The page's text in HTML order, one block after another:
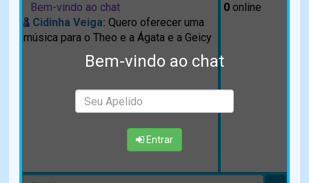
Bem-vindo ao chat
Entrar
Bem-vindo ao chat
Cidinha Veiga: Quero oferecer uma
música para o Theo e a Ágata e a Geicy
0online